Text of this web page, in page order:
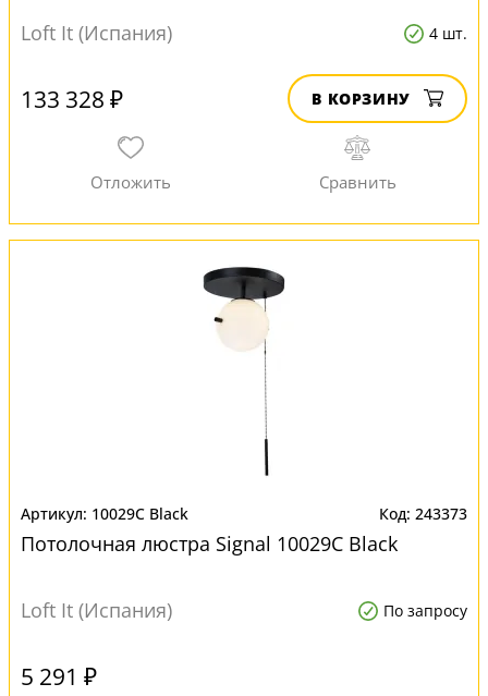
Loft It (Испания) 4 шт.
133 328 ₽ В КОРЗИНУ
10029C Black 243373
Потолочная люстра Signal 10029C Black
Loft It (Испания) По запросу
5 291 ₽